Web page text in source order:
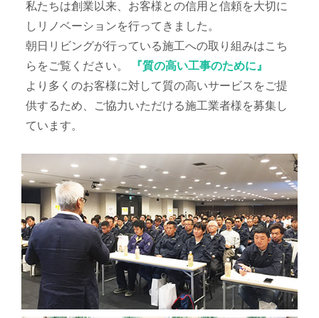
私たちは創業以来、お客様との信用と信頼を大切に
しリノベーションを行ってきました。
朝日リビングが行っている施工への取り組みはこち
らをご覧ください。
『質の高い工事のために』
より多くのお客様に対して質の高いサービスをご提
供するため、ご協力いただける施工業者様を募集し
ています。